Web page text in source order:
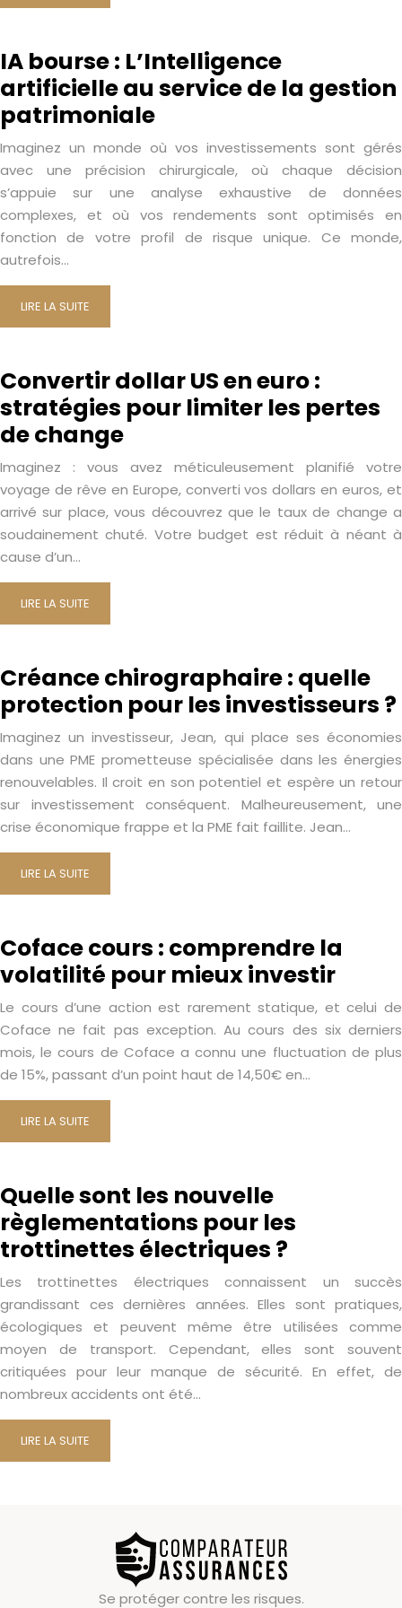
IA bourse : L’Intelligence
artificielle au service de la gestion
patrimoniale
Imaginez un monde où vos investissements sont gérés
avec une précision chirurgicale, où chaque décision
s’appuie sur une analyse exhaustive de données
complexes, et où vos rendements sont optimisés en
fonction de votre profil de risque unique. Ce monde,
autrefois…
LIRE LA SUITE
Convertir dollar US en euro :
stratégies pour limiter les pertes
de change
Imaginez : vous avez méticuleusement planifié votre
voyage de rêve en Europe, converti vos dollars en euros, et
arrivé sur place, vous découvrez que le taux de change a
soudainement chuté. Votre budget est réduit à néant à
cause d’un…
LIRE LA SUITE
Créance chirographaire : quelle
protection pour les investisseurs ?
Imaginez un investisseur, Jean, qui place ses économies
dans une PME prometteuse spécialisée dans les énergies
renouvelables. Il croit en son potentiel et espère un retour
sur investissement conséquent. Malheureusement, une
crise économique frappe et la PME fait faillite. Jean…
LIRE LA SUITE
Coface cours : comprendre la
volatilité pour mieux investir
Le cours d’une action est rarement statique, et celui de
Coface ne fait pas exception. Au cours des six derniers
mois, le cours de Coface a connu une fluctuation de plus
de 15%, passant d’un point haut de 14,50€ en…
LIRE LA SUITE
Quelle sont les nouvelle
règlementations pour les
trottinettes électriques ?
Les trottinettes électriques connaissent un succès
grandissant ces dernières années. Elles sont pratiques,
écologiques et peuvent même être utilisées comme
moyen de transport. Cependant, elles sont souvent
critiquées pour leur manque de sécurité. En effet, de
nombreux accidents ont été…
LIRE LA SUITE
Se protéger contre les risques.